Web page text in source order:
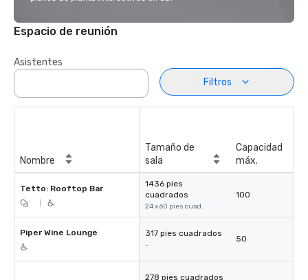
Espacio de reunión
Asistentes
Filtros
Nombre
Tamaño de
sala
Capacidad
máx.
Tetto: Rooftop Bar
1436 pies
cuadrados
24 x 60 pies cuad.
100
Piper Wine Lounge 317 pies cuadrados
-
50
278 pies cuadrados